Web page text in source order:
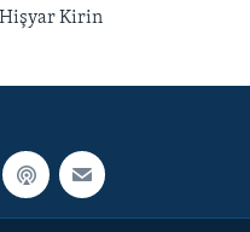
Kirin